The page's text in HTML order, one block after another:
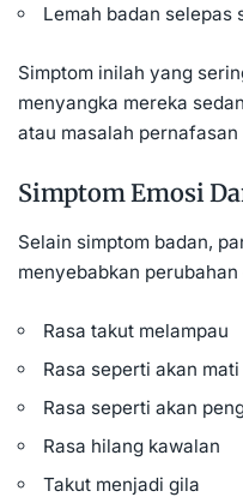
Lemah badan selepas
Simptom inilah yang
menyangka mereka
atau masalah pernafasan
Simptom Emosi
Selain simptom badan,
menyebabkan
Rasa takut melampau
Rasa seperti akan mati
Rasa seperti akan
Rasa hilang kawalan
Takut menjadi gila